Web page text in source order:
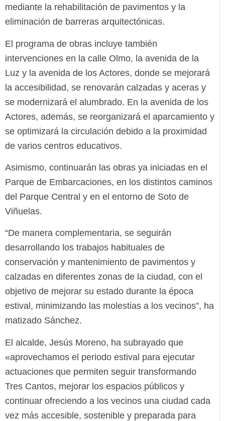
mediante la rehabilitación de pavimentos y la
eliminación de barreras arquitectónicas.
El programa de obras incluye también
intervenciones en la calle Olmo, la avenida de la
Luz y la avenida de los Actores, donde se mejorará
la accesibilidad, se renovarán calzadas y aceras y
se modernizará el alumbrado. En la avenida de los
Actores, además, se reorganizará el aparcamiento y
se optimizará la circulación debido a la proximidad
de varios centros educativos.
Asimismo, continuarán las obras ya iniciadas en el
Parque de Embarcaciones, en los distintos caminos
del Parque Central y en el entorno de Soto de
Viñuelas.
“De manera complementaria, se seguirán
desarrollando los trabajos habituales de
conservación y mantenimiento de pavimentos y
calzadas en diferentes zonas de la ciudad, con el
objetivo de mejorar su estado durante la época
estival, minimizando las molestias a los vecinos”, ha
matizado Sánchez.
El alcalde, Jesús Moreno, ha subrayado que
«aprovechamos el periodo estival para ejecutar
actuaciones que permiten seguir transformando
Tres Cantos, mejorar los espacios públicos y
continuar ofreciendo a los vecinos una ciudad cada
vez más accesible, sostenible y preparada para